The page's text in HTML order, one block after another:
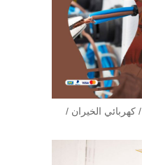
كهربائي الخيران / 52227340 / كهربائي الخيران /